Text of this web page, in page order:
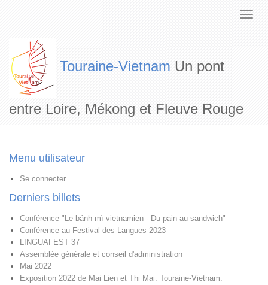
Touraine-Vietnam Un pont
entre Loire, Mékong et Fleuve Rouge
Menu utilisateur
Se connecter
Derniers billets
Conférence "Le bánh mì vietnamien - Du pain au sandwich"
Conférence au Festival des Langues 2023
LINGUAFEST 37
Assemblée générale et conseil d'administration
Mai 2022
Exposition 2022 de Mai Lien et Thi Mai. Touraine-Vietnam.